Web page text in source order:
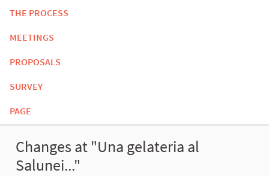
THE PROCESS
MEETINGS
PROPOSALS
SURVEY
PAGE
Changes at "Una gelateria al
Salunei..."